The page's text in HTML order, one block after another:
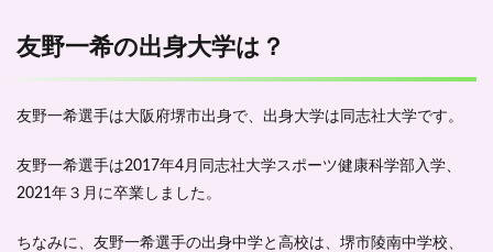
友野一希の出身大学は？
友野一希選手は大阪府堺市出身で、出身大学は同志社大学です。
友野一希選手は2017年4月同志社大学スポーツ健康科学部入学、
2021年３月に卒業しました。
ちなみに、友野一希選手の出身中学と高校は、堺市陵南中学校、